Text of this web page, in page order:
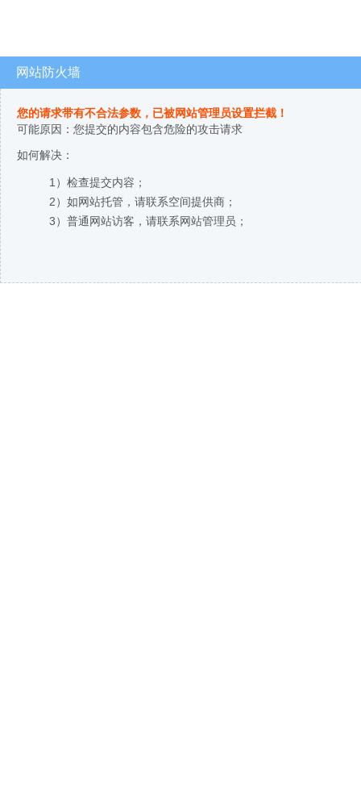
网站防火墙
您的请求带有不合法参数，已被网站管理员设置拦截！
可能原因：您提交的内容包含危险的攻击请求
如何解决：
1）检查提交内容；
2）如网站托管，请联系空间提供商；
3）普通网站访客，请联系网站管理员；